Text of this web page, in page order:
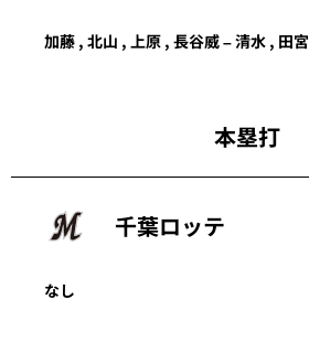
加藤 , 北山 , 上原 , 長谷威 –清水 , 田宮
本塁打
千葉ロッテ
なし